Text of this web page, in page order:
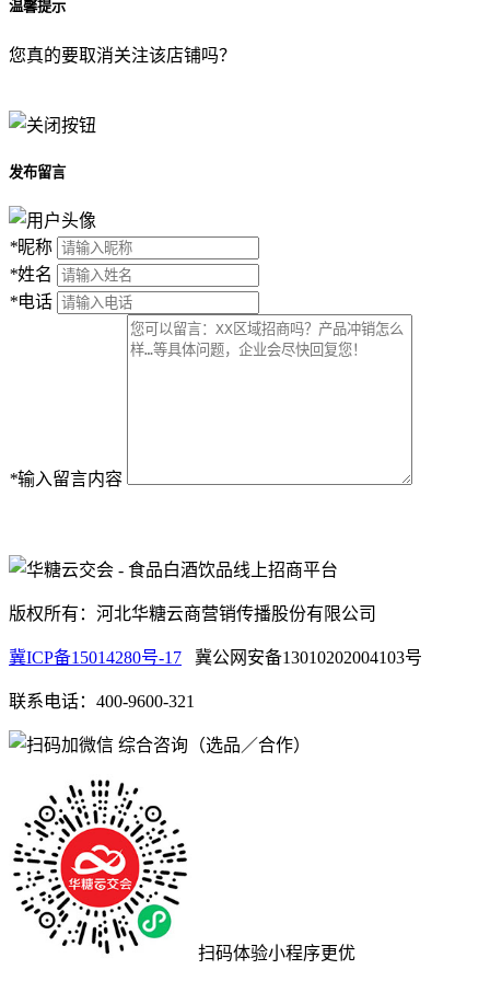
温馨提示
您真的要取消关注该店铺吗？
发布留言
*昵称
*姓名
*电话
*输入留言内容
版权所有：河北华糖云商营销传播股份有限公司
冀ICP备15014280号-17 冀公网安备13010202004103号
联系电话：400-9600-321
综合咨询（选品／合作）
扫码体验小程序更优